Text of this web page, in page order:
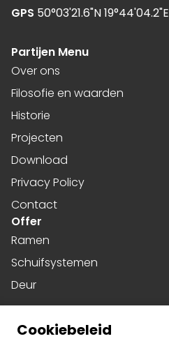
Cookiebeleid
GPS 50°03'21.6"N 19°44'04.2"E
Partijen Menu
Over ons
Filosofie en waarden
Historie
Projecten
Download
Privacy Policy
Contact
Offer
Ramen
Schuifsystemen
Deur
Gevels